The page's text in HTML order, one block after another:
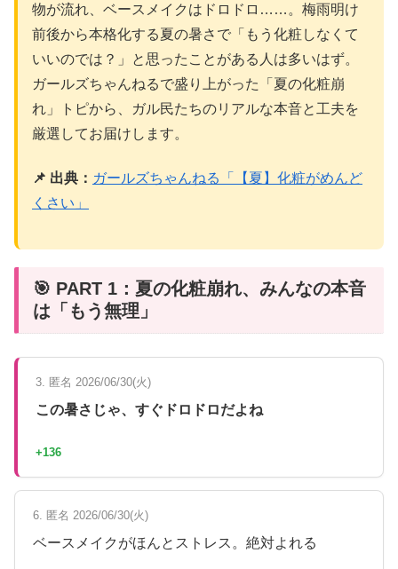
物が流れ、ベースメイクはドロドロ……。梅雨明け
前後から本格化する夏の暑さで「もう化粧しなくて
いいのでは？」と思ったことがある人は多いはず。
ガールズちゃんねるで盛り上がった「夏の化粧崩
れ」トピから、ガル民たちのリアルな本音と工夫を
厳選してお届けします。
📌 出典： ガールズちゃんねる「【夏】化粧がめんど
くさい」
🎯 PART 1：夏の化粧崩れ、みんなの本音
は「もう無理」
3. 匿名 2026/06/30(火)
この暑さじゃ、すぐドロドロだよね
+136
6. 匿名 2026/06/30(火)
ベースメイクがほんとストレス。絶対よれる